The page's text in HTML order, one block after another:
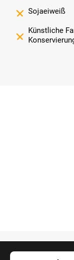
Sojaeiweiß
Künstliche